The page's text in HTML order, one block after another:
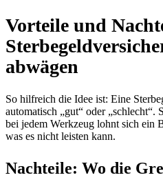
Vorteile und
abwägen
So hilfreich die Idee ist: Eine
automatisch „gut“ oder
bei jedem Werkzeug lohnt sich ein
was es nicht leisten kann.
Nachteile: Wo die